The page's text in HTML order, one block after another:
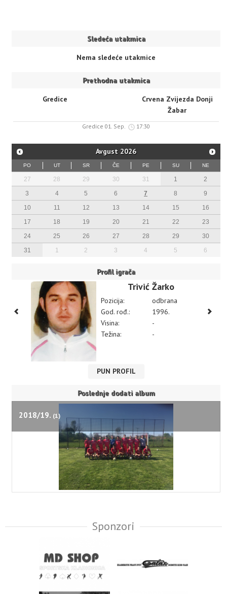
Sledeća utakmica
Nema sledeće utakmice
Prethodna utakmica
Gredice
Crvena Zvijezda Donji
Žabar
Gredice 01. Sep. 17:30
Avgust 2026
PO UT SR ČE PE SU NE
27 28 29 30 31 1
2
3
4 5 6 7 8
9
10
11 12 13 14 15
16
17
18 19 20 21 22
23
24
25 26 27 28 29
30
31
1 2 3 4 5 6
Profil igrača
Trivić Žarko
Pozicija:
odbrana
God. rođ.:
1996.
Visina:
-
Težina:
-
PUN PROFIL
Poslednje dodati album
2018/19. (1)
Sponzori